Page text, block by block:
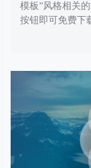
模板”风格相关
按钮即可免费下